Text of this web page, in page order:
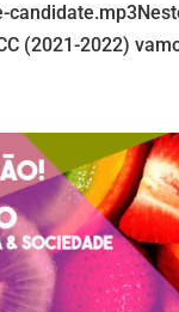
(2021-2022)